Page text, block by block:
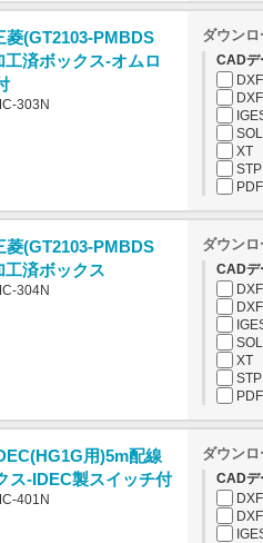
菱(GT2103-PMBDS
工済ボックス-オムロ
303N
ダウンロ
CADデ
DXF
XT
STP
PDF
菱(GT2103-PMBDS
工済ボックス
304N
ダウンロ
CADデ
DXF
XT
STP
PDF
用)5m配線
ス-IDEC製スイッチ付
401N
ダウンロ
CADデ
DXF